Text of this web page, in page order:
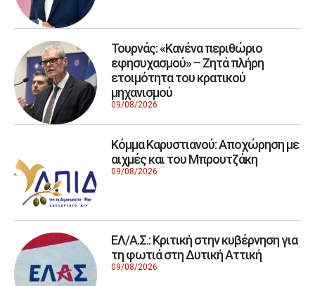
Τουρνάς: «Κανένα περιθώριο
εφησυχασμού» – Ζητά πλήρη
ετοιμότητα του κρατικού
μηχανισμού
09/08/2026
Κόμμα Καρυστιανού: Αποχώρηση με
αιχμές και του Μπρουτζάκη
09/08/2026
ΕΛ/Α.Σ.: Κριτική στην κυβέρνηση για
τη φωτιά στη Δυτική Αττική
09/08/2026